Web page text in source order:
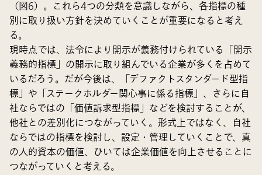
（図6）。これら4つの分類を意識しながら、各指標の種
別に取り扱い方針を決めていくことが重要になると考え
る。
現時点では、法令により開示が義務付けられている「開示
義務的指標」の開示に取り組んでいる企業が多くを占めて
いるだろう。だが今後は、「デファクトスタンダード型指
標」や「ステークホルダー関心事に係る指標」、さらに自
社ならではの「価値訴求型指標」などを検討することが、
他社との差別化につながっていく。形式上ではなく、自社
ならではの指標を検討し、設定・管理していくことで、真
の人的資本の価値、ひいては企業価値を向上させることに
つながっていくと考える。